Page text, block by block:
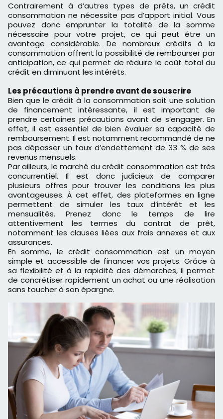
Contrairement à d’autres types de prêts, un crédit
consommation ne nécessite pas d’apport initial. Vous
pouvez donc emprunter la totalité de la somme
nécessaire pour votre projet, ce qui peut être un
avantage considérable. De nombreux crédits à la
consommation offrent la possibilité de rembourser par
anticipation, ce qui permet de réduire le coût total du
crédit en diminuant les intérêts.
Les précautions à prendre avant de souscrire
Bien que le crédit à la consommation soit une solution
de financement intéressante, il est important de
prendre certaines précautions avant de s’engager. En
effet, il est essentiel de bien évaluer sa capacité de
remboursement. Il est notamment recommandé de ne
pas dépasser un taux d’endettement de 33 % de ses
revenus mensuels.
Par ailleurs, le marché du crédit consommation est très
concurrentiel. Il est donc judicieux de comparer
plusieurs offres pour trouver les conditions les plus
avantageuses. À cet effet, des plateformes en ligne
permettent de simuler les taux d’intérêt et les
mensualités. Prenez donc le temps de lire
attentivement les termes du contrat de prêt,
notamment les clauses liées aux frais annexes et aux
assurances.
En somme, le crédit consommation est un moyen
simple et accessible de financer vos projets. Grâce à
sa flexibilité et à la rapidité des démarches, il permet
de concrétiser rapidement un achat ou une réalisation
sans toucher à son épargne.